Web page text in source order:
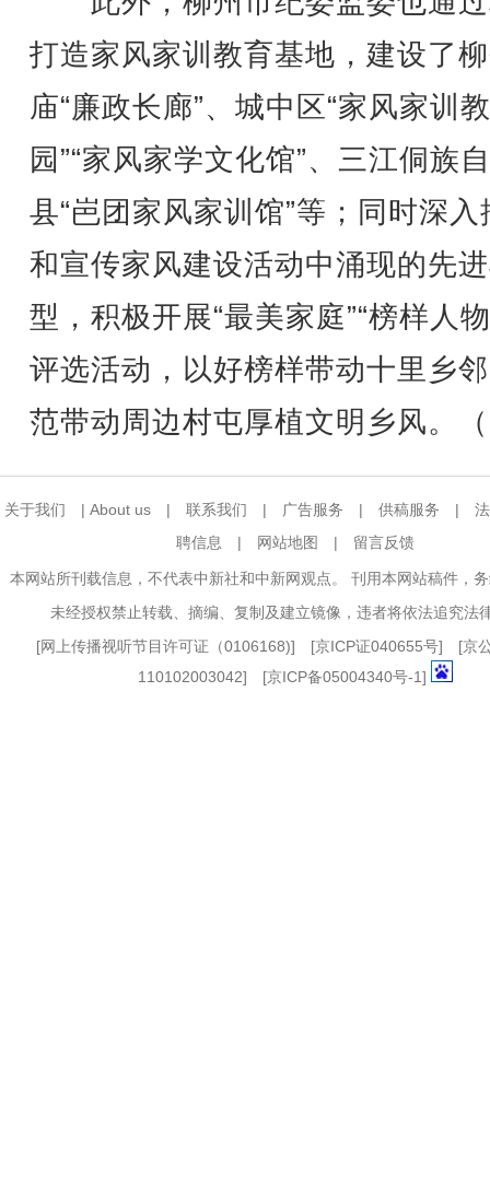
打造家风家训教育基地，建设了
庙“廉政长廊”、城中区“家风家训
园”“家风家学文化馆”、三江侗族
县“岜团家风家训馆”等；同时深入
和宣传家风建设活动中涌现的先
型，积极开展“最美家庭”“榜样人
评选活动，以好榜样带动十里乡
范带动周边村屯厚植文明乡风。
关于我们 | About us | 联系我们 | 广告服务 | 供稿服务 |
聘信息
| 网站地图 | 留言反馈
本网站所刊载信息，不代表中新社和中新网观点。 刊用本网站稿件，
未经授权禁止转载、摘编、复制及建立镜像，违者将依法追究法
[网上传播视听节目许可证（0106168)] [京ICP证040655号] [京
110102003042] [京ICP备05004340号-1]